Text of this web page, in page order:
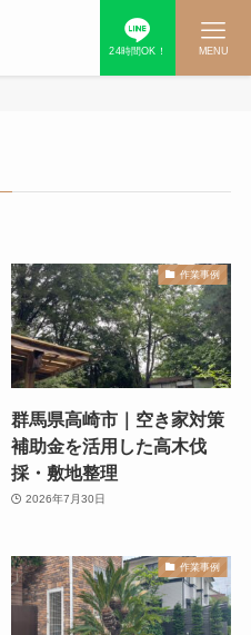
24時間OK！ MENU
作業事例
群馬県高崎市｜空き家対策
補助金を活用した高木伐
採・敷地整理
2026年7月30日
作業事例